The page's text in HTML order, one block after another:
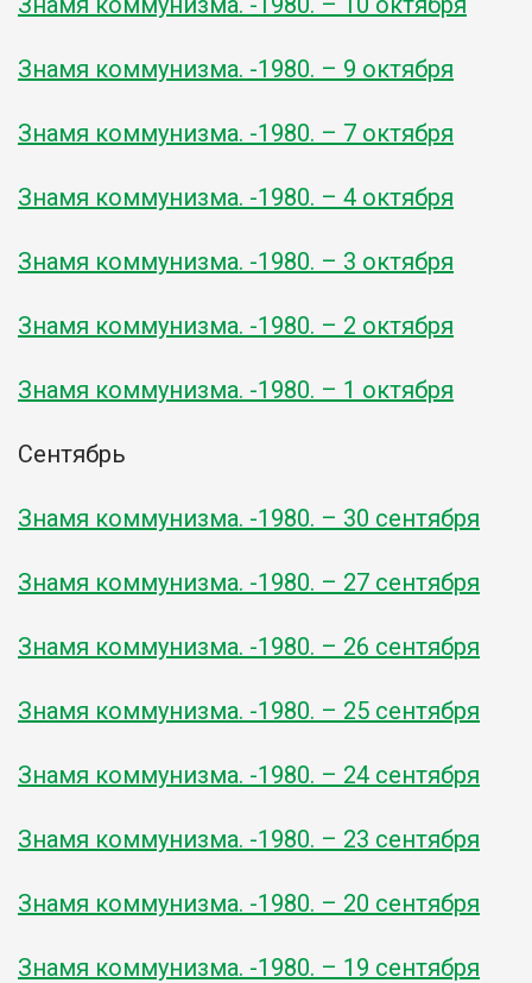
Знамя коммунизма. -1980. – 9 октября
Знамя коммунизма. -1980. – 7 октября
Знамя коммунизма. -1980. – 4 октября
Знамя коммунизма. -1980. – 3 октября
Знамя коммунизма. -1980. – 2 октября
Знамя коммунизма. -1980. – 1 октября
Сентябрь
Знамя коммунизма. -1980. – 30 сентября
Знамя коммунизма. -1980. – 27 сентября
Знамя коммунизма. -1980. – 26 сентября
Знамя коммунизма. -1980. – 25 сентября
Знамя коммунизма. -1980. – 24 сентября
Знамя коммунизма. -1980. – 23 сентября
Знамя коммунизма. -1980. – 20 сентября
Знамя коммунизма. -1980. – 19 сентября